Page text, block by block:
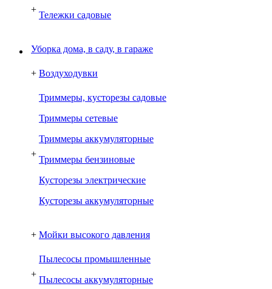
+
Тележки садовые
Уборка дома, в саду, в гараже
+ Воздуходувки
+
Триммеры, кусторезы садовые
Триммеры сетевые
Триммеры аккумуляторные
Триммеры бензиновые
Кусторезы электрические
Кусторезы аккумуляторные
+ Мойки высокого давления
+
Пылесосы промышленные
Пылесосы аккумуляторные